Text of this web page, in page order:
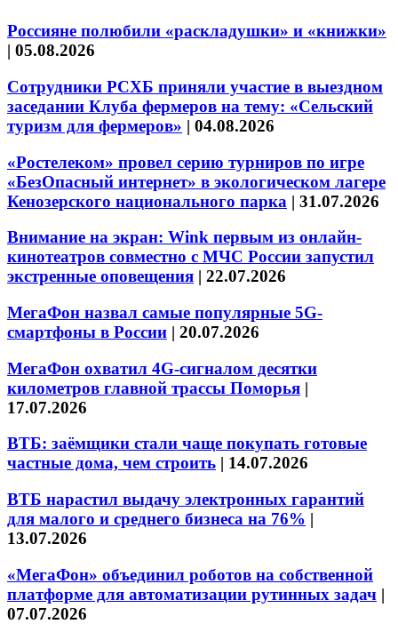
Россияне полюбили «раскладушки» и «книжки»
| 05.08.2026
Сотрудники РСХБ приняли участие в выездном
заседании Клуба фермеров на тему: «Сельский
туризм для фермеров» | 04.08.2026
«Ростелеком» провел серию турниров по игре
«БезОпасный интернет» в экологическом лагере
Кенозерского национального парка | 31.07.2026
Внимание на экран: Wink первым из онлайн-
кинотеатров совместно с МЧС России запустил
экстренные оповещения | 22.07.2026
МегаФон назвал самые популярные 5G-
смартфоны в России | 20.07.2026
МегаФон охватил 4G-сигналом десятки
километров главной трассы Поморья |
17.07.2026
ВТБ: заёмщики стали чаще покупать готовые
частные дома, чем строить | 14.07.2026
ВТБ нарастил выдачу электронных гарантий
для малого и среднего бизнеса на 76% |
13.07.2026
«МегаФон» объединил роботов на собственной
платформе для автоматизации рутинных задач |
07.07.2026